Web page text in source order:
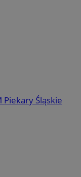
Piekary Śląskie